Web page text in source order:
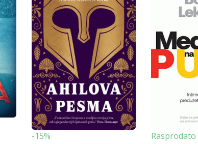
-15% Rasprodato